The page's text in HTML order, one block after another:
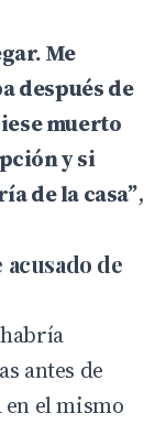
Me
después de
muerto
y si
de la casa”,
de
antes de
el mismo